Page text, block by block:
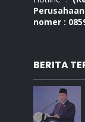
nomer :
BERITA